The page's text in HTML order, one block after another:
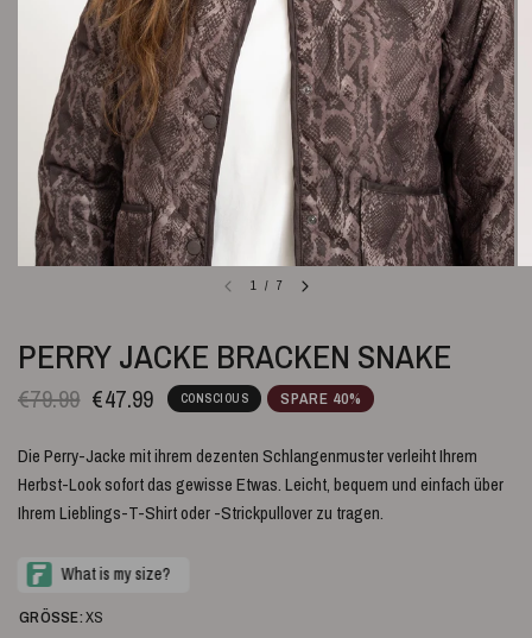
1 / 7
PERRY JACKE BRACKEN SNAKE
€79.99 €47.99 CONSCIOUS SPARE 40%
Die Perry-Jacke mit ihrem dezenten Schlangenmuster verleiht Ihrem
Herbst-Look sofort das gewisse Etwas. Leicht, bequem und einfach über
Ihrem Lieblings-T-Shirt oder -Strickpullover zu tragen.
GRÖSSE:XS